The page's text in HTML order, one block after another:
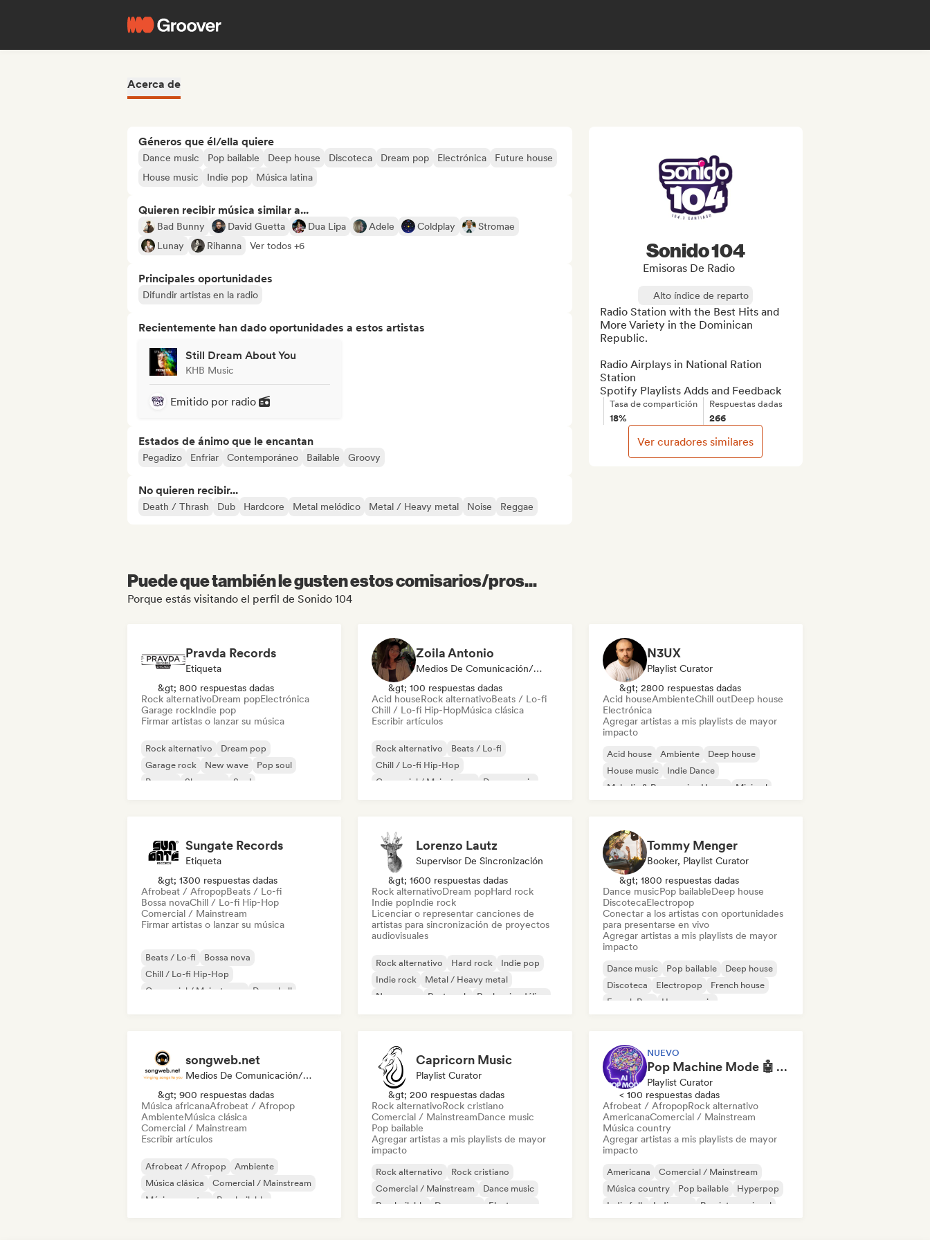
Acerca de
Géneros que él/ella quiere
Dance music Pop bailable Deep house Discoteca Dream pop Electrónica
Future house
House music
Indie pop Música latina
Quieren recibir música similar a...
Bad Bunny David Guetta Dua Lipa Adele Coldplay
Stromae
Lunay
Rihanna Ver todos +6
Principales oportunidades
Difundir artistas en la radio
Recientemente han dado oportunidades a estos artistas
Still Dream About You
KHB Music
Emitido por radio
Estados de ánimo que le encantan
Pegadizo Enfriar Contemporáneo Bailable Groovy
No quieren recibir...
Death / Thrash Dub Hardcore Metal melódico Metal / Heavy metal Noise Reggae
Sonido 104
Emisoras De Radio
Alto índice de reparto
Radio Station with the Best Hits and
More Variety in the Dominican
Republic.
Radio Airplays in National Ration
Station
Spotify Playlists Adds and Feedback
Tasa de compartición
18%
Respuestas dadas
266
Ver curadores similares
Puede que también le gusten estos comisarios/pros...
Porque estás visitando el perfil de Sonido 104
Pravda Records
Etiqueta
&gt; 800 respuestas dadas
Rock alternativoDream popElectrónica
Garage rockIndie pop
Firmar artistas o lanzar su música
Rock alternativo
Dream pop
Garage rock
New wave
Pop soul
Reggae
Shoegaze Soul
Zoila Antonio
Medios De Comunicación/Periodista
&gt; 100 respuestas dadas
Acid houseRock alternativoBeats / Lo-fi
Chill / Lo-fi Hip-HopMúsica clásica
Escribir artículos
Rock alternativo
Beats / Lo-fi
Chill / Lo-fi Hip-Hop
Comercial / Mainstream
Dance music
N3UX
Playlist Curator
&gt; 2800 respuestas dadas
Acid houseAmbienteChill outDeep house
Electrónica
Agregar artistas a mis playlists de mayor
impacto
Acid house Ambiente
Deep house
House music
Indie Dance
Melodic & Progressive House
Minimal
Sungate Records
Etiqueta
&gt; 1300 respuestas dadas
Afrobeat / AfropopBeats / Lo-fi
Bossa novaChill / Lo-fi Hip-Hop
Comercial / Mainstream
Firmar artistas o lanzar su música
Beats / Lo-fi
Bossa nova
Chill / Lo-fi Hip-Hop
Comercial / Mainstream
Dancehall
Lorenzo Lautz
Supervisor De Sincronización
&gt; 1600 respuestas dadas
Rock alternativoDream popHard rock
Indie popIndie rock
Licenciar o representar canciones de
artistas para sincronización de proyectos
audiovisuales
Rock alternativo Hard rock
Indie pop
Indie rock
Metal / Heavy metal
New wave
Post punk Rock psicodélico
Tommy Menger
Booker, Playlist Curator
&gt; 1800 respuestas dadas
Dance musicPop bailableDeep house
DiscotecaElectropop
Conectar a los artistas con oportunidades
para presentarse en vivo
Agregar artistas a mis playlists de mayor
impacto
Dance music Pop bailable
Deep house
Discoteca
Electropop
French house
French Pop
House music
songweb.net
Medios De Comunicación/Periodista
&gt; 900 respuestas dadas
Música africanaAfrobeat / Afropop
AmbienteMúsica clásica
Comercial / Mainstream
Escribir artículos
Afrobeat / Afropop
Ambiente
Música clásica
Comercial / Mainstream
Música country
Pop bailable
Capricorn Music
Playlist Curator
&gt; 200 respuestas dadas
Rock alternativoRock cristiano
Comercial / MainstreamDance music
Pop bailable
Agregar artistas a mis playlists de mayor
impacto
Rock alternativo
Rock cristiano
Comercial / Mainstream
Dance music
Pop bailable
Dream pop
Electropop
NUEVO
Pop Machine Mode 🤖 AI Music, Indie Pop & Dream Pop
Playlist Curator
< 100 respuestas dadas
Afrobeat / AfropopRock alternativo
AmericanaComercial / Mainstream
Música country
Agregar artistas a mis playlists de mayor
impacto
Americana
Comercial / Mainstream
Música country
Pop bailable
Hyperpop
Indie folk
Indie pop Pop internacional